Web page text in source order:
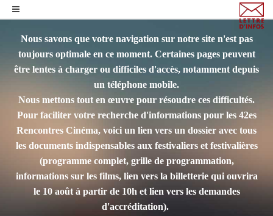
Nous savons que votre navigation sur notre site n'est pas
toujours optimale en ce moment. Certaines pages peuvent
être lentes à charger ou difficiles d'accès, notamment depuis
un téléphone mobile.
Nous mettons tout en œuvre pour résoudre ces difficultés.
Pour faciliter votre recherche d'informations pour les 42es
Rencontres Cinéma, voici un lien vers un dossier avec tous
les documents indispensables aux festivaliers et festivalières
(programme complet, grille de programmation,
informations sur les films, lien vers la billetterie qui ouvrira
le 10 août à partir de 10h et lien vers les demandes
d'accréditation).